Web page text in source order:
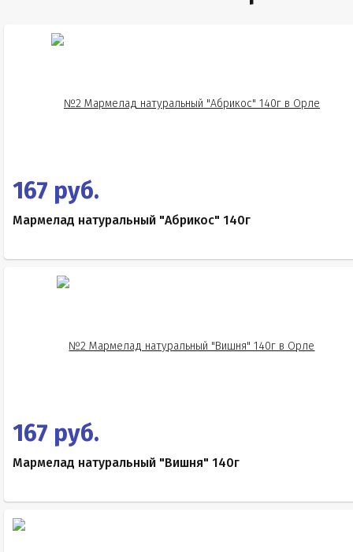
167 руб.
Мармелад натуральный "Абрикос" 140г
167 руб.
Мармелад натуральный "Вишня" 140г